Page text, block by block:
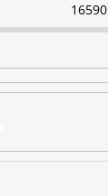
16590